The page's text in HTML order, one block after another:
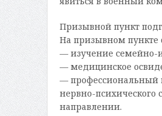
Призывной пункт
На призывном пункте
— изучение семейно-
— медицинское
— профессиональный
нервно-
направлении.